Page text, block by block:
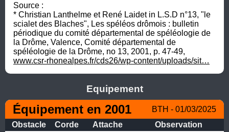
Source :
* Christian Lanthelme et René Laidet in L.S.D n°13, "le
scialet des Blaches", Les spéléos drômois : bulletin
périodique du comité départemental de spéléologie de
la Drôme, Valence, Comité départemental de
www.csr-rhonealpes.fr/cds26/wp-content/uploads/sit…
Equipement
Équipement en 2001
BTH - 01/03/2025
Obstacle
Corde Attache Observation